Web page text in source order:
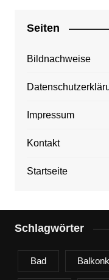
Seiten
Bildnachweise
Impressum
Kontakt
Startseite
Schlagwörter
Bad